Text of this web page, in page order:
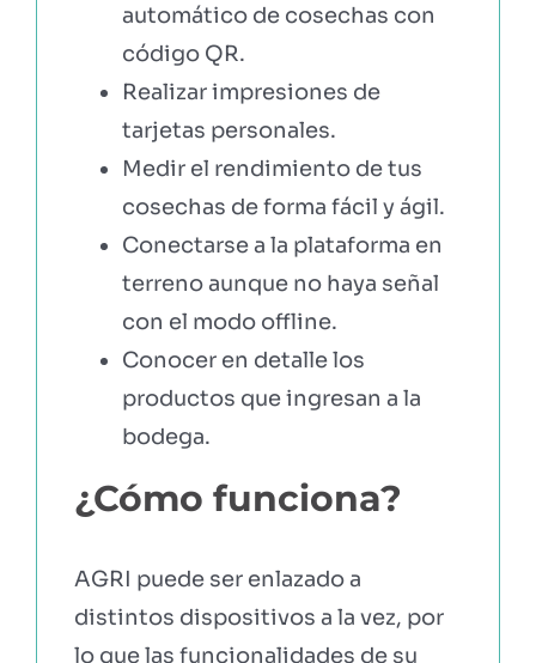
automático de cosechas con
código QR.
Realizar impresiones de
tarjetas personales.
Medir el rendimiento de tus
cosechas de forma fácil y ágil.
Conectarse a la plataforma en
terreno aunque no haya señal
con el modo offline.
Conocer en detalle los
productos que ingresan a la
bodega.
¿Cómo funciona?
AGRI puede ser enlazado a
distintos dispositivos a la vez, por
lo que las funcionalidades de su